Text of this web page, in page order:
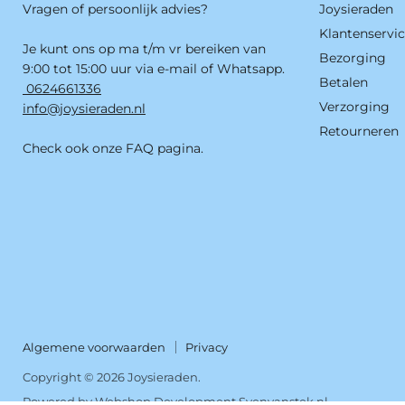
Vragen of persoonlijk advies?
Je kunt ons op ma t/m vr bereiken van
9:00 tot 15:00 uur via e-mail of Whatsapp.
0624661336
info@joysieraden.nl
Check ook onze FAQ pagina.
Joysieraden
Bezorging
Betalen
Verzorging
Retourneren
Algemene voorwaarden
Privacy
Copyright © 2026 Joysieraden.
Powered byWebshop Development Svenvanstek.nl